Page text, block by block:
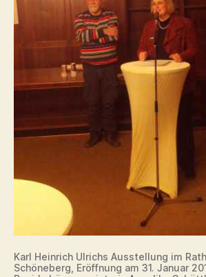
Karl Heinrich Ulrichs Ausstellung im
Schöneberg, Eröffnung am 31. Januar